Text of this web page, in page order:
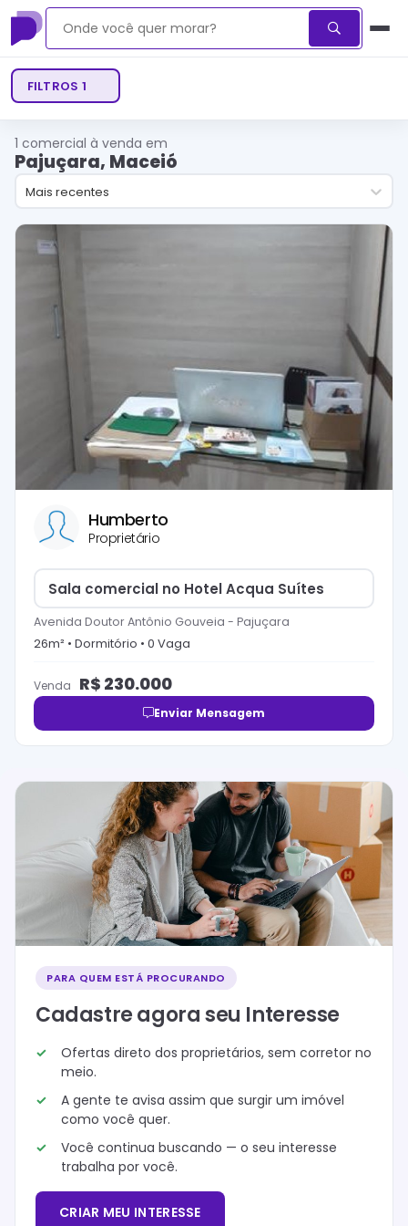
FILTROS 1
1 comercial à venda em
Pajuçara, Maceió
Mais recentes
Humberto
Proprietário
Sala comercial no Hotel Acqua Suítes
Avenida Doutor Antônio Gouveia - Pajuçara
26m² • Dormitório • 0 Vaga
Venda R$ 230.000
Enviar Mensagem
PARA QUEM ESTÁ PROCURANDO
Cadastre agora seu Interesse
Ofertas direto dos proprietários, sem corretor no
meio.
A gente te avisa assim que surgir um imóvel
como você quer.
Você continua buscando — o seu interesse
trabalha por você.
CRIAR MEU INTERESSE